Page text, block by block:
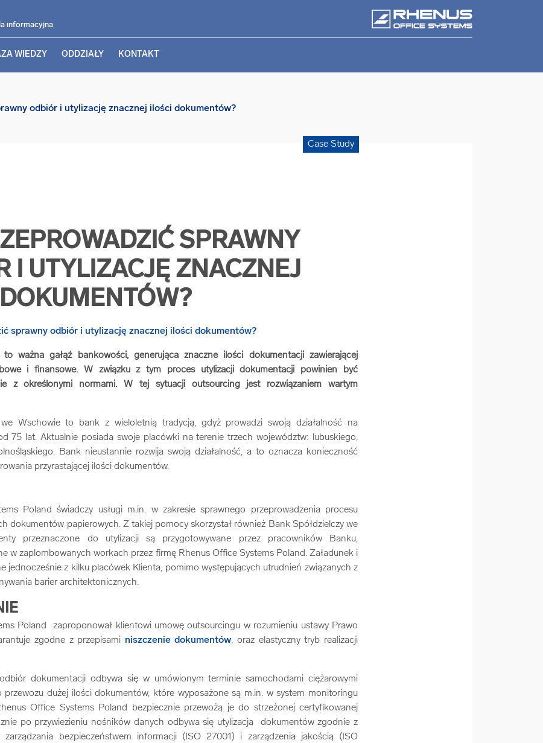
informacyjna
WIEDZY ODDZIAŁY KONTAKT
odbiór i utylizację znacznej ilości dokumentów?
Case Study
SPRAWNY
I UTYLIZACJĘ ZNACZNEJ
to ważna gałąź bankowości, generująca znaczne ilości dokumentacji zawierającej
i finansowe. W związku z tym proces utylizacji dokumentacji powinien być
z określonymi normami. W tej sytuacji outsourcing jest rozwiązaniem wartym
we Wschowie to bank z wieloletnią tradycją, gdyż prowadzi swoją działalność na
75 lat. Aktualnie posiada swoje placówki na terenie trzech województw: lubuskiego,
Bank nieustannie rozwija swoją działalność, a to oznacza konieczność
przyrastającej ilości dokumentów.
Poland świadczy usługi m.in. w zakresie sprawnego przeprowadzenia procesu
dokumentów papierowych. Z takiej pomocy skorzystał również Bank Spółdzielczy we
przeznaczone do utylizacji są przygotowywane przez pracowników Banku,
w zaplombowanych workach przez firmę Rhenus Office Systems Poland. Załadunek i
jednocześnie z kilku placówek Klienta, pomimo występujących utrudnień związanych z
barier architektonicznych.
Poland zaproponował klientowi umowę outsourcingu w rozumieniu ustawy Prawo
zgodne z przepisami niszczenie dokumentów, oraz elastyczny tryb realizacji
dokumentacji odbywa się w umówionym terminie samochodami ciężarowymi
przewozu dużej ilości dokumentów, które wyposażone są m.in. w system monitoringu
Office Systems Poland bezpiecznie przewożą je do strzeżonej certyfikowanej
po przywiezieniu nośników danych odbywa się utylizacja dokumentów zgodnie z
zarządzania bezpieczeństwem informacji (ISO 27001) i zarządzenia jakością (ISO